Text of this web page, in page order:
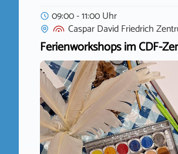
09:00 - 11:00 Uhr
Caspar David Friedrich
Ferienworkshops im CDF-